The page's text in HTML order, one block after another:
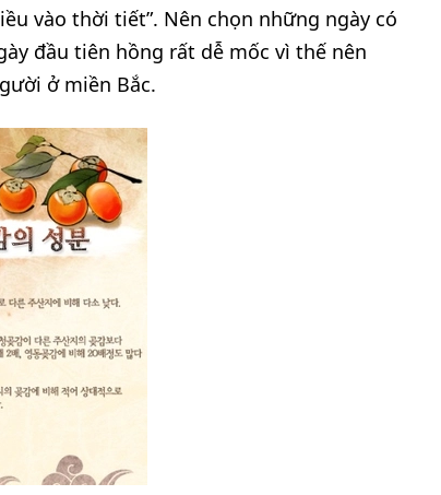
vào thời tiết”. Nên chọn những ngày có
đầu tiên hồng rất dễ mốc vì thế nên
ở miền Bắc.